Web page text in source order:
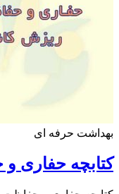
حرفه ای
حفاری و